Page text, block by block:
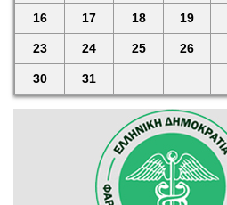
16 17 18 19
23 24 25 26
30 31